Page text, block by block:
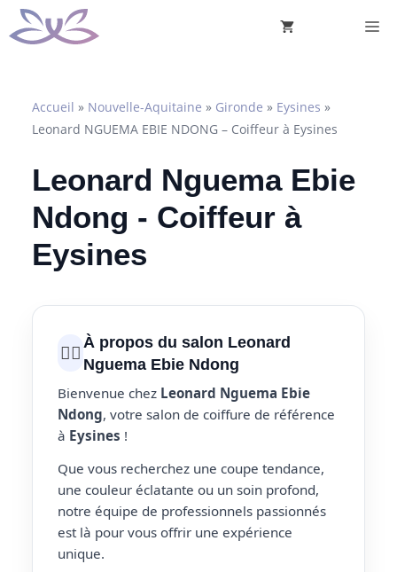
Aller
au
Accueil » Nouvelle-Aquitaine » Gironde » Eysines »
Leonard NGUEMA EBIE NDONG – Coiffeur à Eysines
Leonard Nguema Ebie
Ndong - Coiffeur à
Eysines
💇‍♀️ À propos du salon Leonard
Nguema Ebie Ndong
Bienvenue chez Leonard Nguema Ebie
Ndong, votre salon de coiffure de référence
à Eysines !
Que vous recherchez une coupe tendance,
une couleur éclatante ou un soin profond,
notre équipe de professionnels passionnés
est là pour vous offrir une expérience
unique.